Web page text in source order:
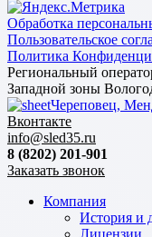
Обработка
Пользовательское
Политика
Региональный
Западной зоны
Череповец,
Вконтакте
info@sled35.ru
8 (8202) 201-901
Заказать звонок
Компания
История и